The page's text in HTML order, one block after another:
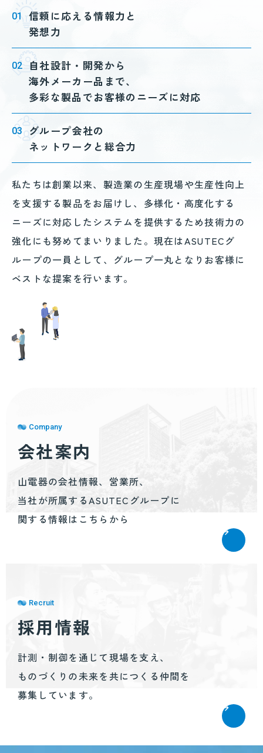
01
信頼に応える情報力と
発想力
02 自社設計・開発から
海外メーカー品まで、
多彩な製品でお客様のニーズに対応
03
グループ会社の
ネットワークと総合力
私たちは創業以来、製造業の生産現場や生産性向上
を支援する製品をお届けし、多様化・高度化する
ニーズに対応したシステムを提供するため技術力の
強化にも努めてまいりました。 現在はASUTECグ
ループの一員として、グループ一丸となりお客様に
ベストな提案を行います。
Company
会社案内
山電器の会社情報、営業所、
当社が所属するASUTECグループに
関する情報はこちらから
Recruit
採用情報
計測・制御を通じて現場を支え、
ものづくりの未来を共につくる仲間を
募集しています。